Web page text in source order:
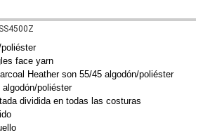
face yarn
Heather son 55/45 algodón/poliéster
poliéster
dividida en todas las costuras